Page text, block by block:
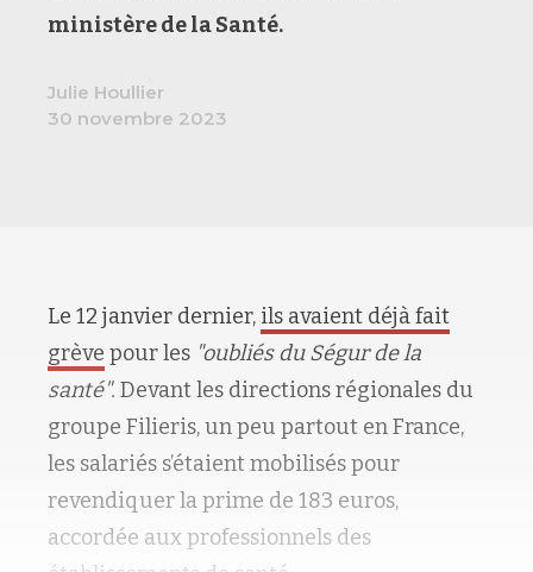
ministère de la Santé.
Julie Houllier
30 novembre 2023
Le 12 janvier dernier, ils avaient déjà fait
grève pour les "oubliés du Ségur de la
santé". Devant les directions régionales du
groupe Filieris, un peu partout en France,
les salariés s’étaient mobilisés pour
revendiquer la prime de 183 euros,
accordée aux professionnels des